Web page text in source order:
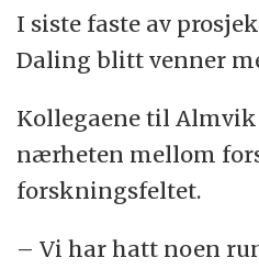
I siste faste av
Daling blitt venner
Kollegaene til Almvik
nærheten mellom
forskningsfeltet.
– Vi har hatt noen